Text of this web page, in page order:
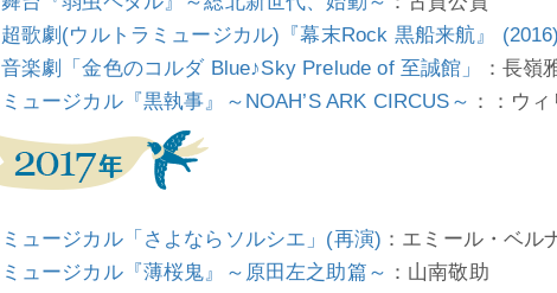
超歌劇(ウルトラミュージカル)『幕末Rock 黒船来航』 (2016)
音楽劇「金色のコルダ Blue♪Sky Prelude of 至誠館」
：長嶺
ミュージカル『黒執事』～NOAH’S ARK CIRCUS～ ：：ウ
ミュージカル「さよならソルシエ」(再演) ：エミール・ベル
ミュージカル『薄桜鬼』～原田左之助篇～ ：山南敬助